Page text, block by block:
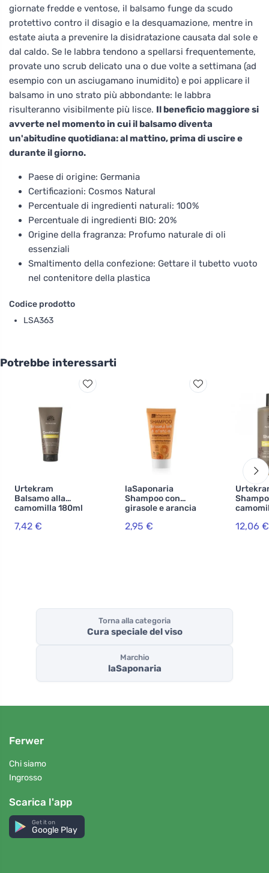
giornate fredde e ventose, il balsamo funge da scudo
protettivo contro il disagio e la desquamazione, mentre in
estate aiuta a prevenire la disidratazione causata dal sole e
dal caldo. Se le labbra tendono a spellarsi frequentemente,
provate uno scrub delicato una o due volte a settimana (ad
esempio con un asciugamano inumidito) e poi applicare il
balsamo in uno strato più abbondante: le labbra
risulteranno visibilmente più lisce. Il beneficio maggiore si
avverte nel momento in cui il balsamo diventa
un'abitudine quotidiana: al mattino, prima di uscire e
durante il giorno.
Paese di origine: Germania
Certificazioni: Cosmos Natural
Percentuale di ingredienti naturali: 100%
Percentuale di ingredienti BIO: 20%
Origine della fragranza: Profumo naturale di oli
essenziali
Smaltimento della confezione: Gettare il tubetto vuoto
nel contenitore della plastica
Codice prodotto
LSA363
Potrebbe interessarti
Urtekram
Balsamo alla
camomilla 180ml
7,42 €
laSaponaria
Shampoo con
girasole e arancia
2,95 € 12,06 €
Torna alla categoria
Cura speciale del viso
Marchio
laSaponaria
Ferwer
Chi siamo
Ingrosso
Scarica l'app
Get it on
Google Play